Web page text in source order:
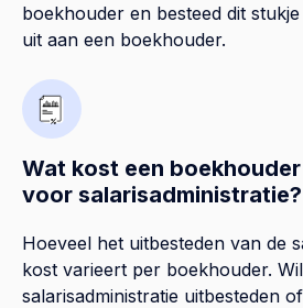
boekhouder en besteed dit
uit aan een boekhouder.
Wat kost een
voor salarisadministratie?
Hoeveel het uitbesteden van de
kost varieert per boekhouder.
salarisadministratie uitbesteden